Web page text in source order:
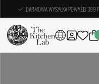
DARMOWA WYSYŁKA POWYŻEJ 399